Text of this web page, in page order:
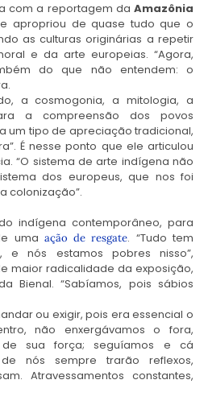
com a reportagem da Amazônia
apropriou de quase tudo que o
as culturas originárias a repetir
e da arte europeias. “Agora,
do que não entendem: o
a cosmogonia, a mitologia, a
a compreensão dos povos
um tipo de apreciação tradicional,
É nesse ponto que ele articulou
“O sistema de arte indígena não
dos europeus, que nos foi
colonização”.
indígena contemporâneo, para
uma ação de resgate. “Tudo tem
e nós estamos pobres nisso”,
maior radicalidade da exposição,
Bienal. “Sabíamos, pois sábios
ou exigir, pois era essencial o
não enxergávamos o fora,
de sua força; seguíamos e cá
nós sempre trarão reflexos,
Atravessamentos constantes,